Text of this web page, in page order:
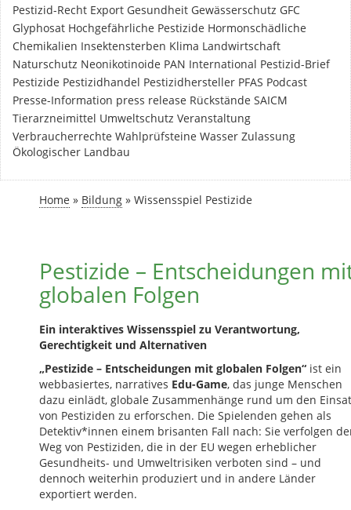
Pestizid-Recht Export Gesundheit Gewässerschutz GFC
Glyphosat Hochgefährliche Pestizide Hormonschädliche
Chemikalien Insektensterben Klima Landwirtschaft
Naturschutz Neonikotinoide PAN International Pestizid-Brief
Pestizide Pestizidhandel Pestizidhersteller PFAS Podcast
Presse-Information press release Rückstände SAICM
Tierarzneimittel Umweltschutz Veranstaltung
Verbraucherrechte Wahlprüfsteine Wasser Zulassung
Ökologischer Landbau
Home » Bildung » Wissensspiel Pestizide
Pestizide – Entscheidungen
globalen Folgen
Ein interaktives Wissensspiel zu Verantwortung,
Gerechtigkeit und Alternativen
„Pestizide – Entscheidungen mit globalen Folgen“ ist ein
webbasiertes, narratives Edu-Game, das junge Menschen
dazu einlädt, globale Zusammenhänge rund um den
von Pestiziden zu erforschen. Die Spielenden gehen als
Detektiv*innen einem brisanten Fall nach: Sie verfolgen
Weg von Pestiziden, die in der EU wegen erheblicher
Gesundheits- und Umweltrisiken verboten sind – und
dennoch weiterhin produziert und in andere Länder
exportiert werden.